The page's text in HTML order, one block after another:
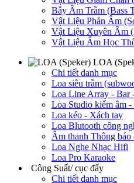
Bẫy Âm Trầm (Bass
Vật Liệu Phản Âm
Vật Liệu Xuyên Âm
Vật Liệu Âm Học
LOA
Chi tiết danh mục
Loa siêu trầm
Loa Line Array - Bar
Loa Studio kiểm âm -
Loa kéo - Xách tay
Loa Blutooth công
Âm thanh Thông
Loa Nghe Nhạc Hifi
Loa Pro Karaoke
Công Suất/ cục đẩy
Chi tiết danh mục